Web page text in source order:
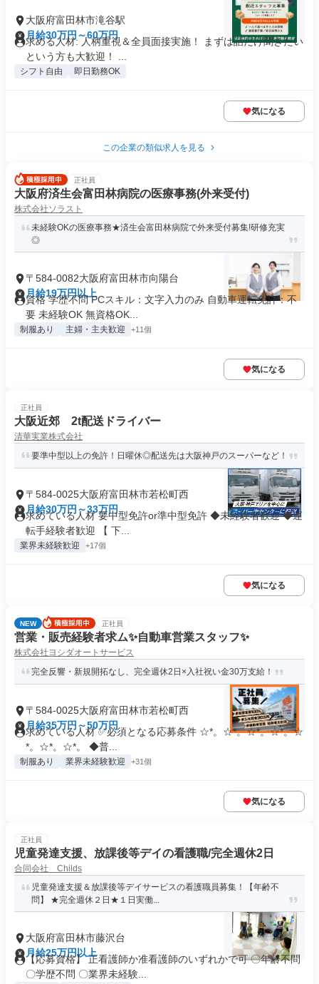
大阪府富田林市滝谷駅
月給30万円～60万円
求める人材: 人柄重視＆全員面接実施！ まずは話だけ聞きたい
という方も大歓迎！ ...
シフト自由 即日勤務OK
気になる
この企業の類似求人を見る
正社員
大阪府済生会富田林病院の医療事務(外来受付)
株式会社ソラスト
未経験OKの医療事務★済生会富田林病院で外来受付募集!研修充実
◎
〒584-0082大阪府富田林市向陽台
月給19万円以上
資格 学歴不問 PCスキル：文字入力のみ 自動車運転免許：不
要 未経験OK 無資格OK...
制服あり 主婦・主夫歓迎 +11個
気になる
正社員
大阪近郊 2t配送ドライバー
清華実業株式会社
要準中型以上の免許！日曜休◎配送先は大阪神戸のスーパーなど！
〒584-0025大阪府富田林市若松町西
月給30万円～33万円
求めている人材 要中型免許or準中型免許 ◆未経験者歓迎 ◆運
転手経験者歓迎 【 下...
業界未経験歓迎 +17個
気になる
NEW 正社員
営業・販売経験者求ム✨自動車営業スタッフ✨
株式会社ヨシダオートサービス
完全反響・新規開拓なし、完全週休2日×入社祝い金30万支給！
〒584-0025大阪府富田林市若松町西
月給35万円～50万円
求めている人材 ✅必須となる応募条件 ☆*。☆*。☆*。☆*。☆
*。☆*。☆*。 ◆普...
制服あり 業界未経験歓迎 +31個
気になる
正社員
児童発達支援、放課後等デイの看護職/完全週休2日
合同会社 Childs
児童発達支援＆放課後等デイサービスの看護職員募集！【年齢不
問】 ★完全週休２日★１日実働...
大阪府富田林市藤沢台
月給25万円以上
【応募資格】 正看護師か准看護師のいずれかで可 〇年齢不問
〇学歴不問 〇業界未経験...